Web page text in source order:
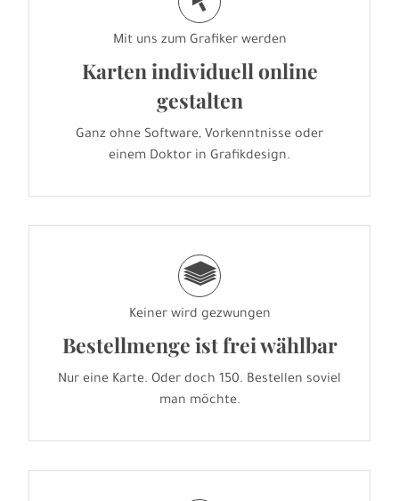
Mit uns zum Grafiker werden
Karten individuell online
gestalten
Ganz ohne Software, Vorkenntnisse oder
einem Doktor in Grafikdesign.
g
Keiner wird gezwungen
Bestellmenge ist frei wählbar
Nur eine Karte. Oder doch 150. Bestellen soviel
man möchte.